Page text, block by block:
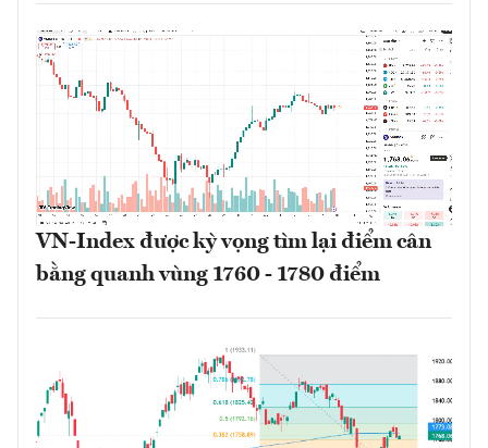
VN-Index được kỳ vọng tìm lại điểm cân
bằng quanh vùng 1760 - 1780 điểm